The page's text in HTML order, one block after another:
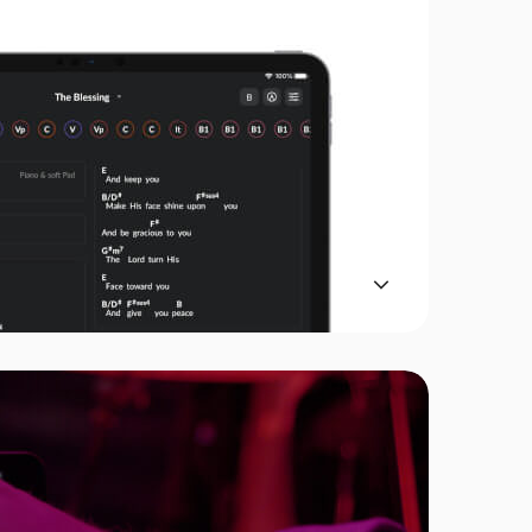
correspondem às MultiTracks.
cifras com opções de exibição de
notas e muito mais.
Saiba Mais